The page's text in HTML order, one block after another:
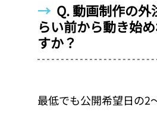
→ Q. 動画制作の外
らい前から動き始
すか？
最低でも公開希望日の2